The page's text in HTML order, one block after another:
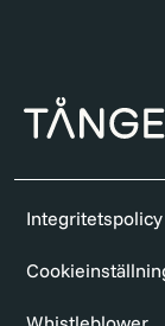
Integritetspolicy